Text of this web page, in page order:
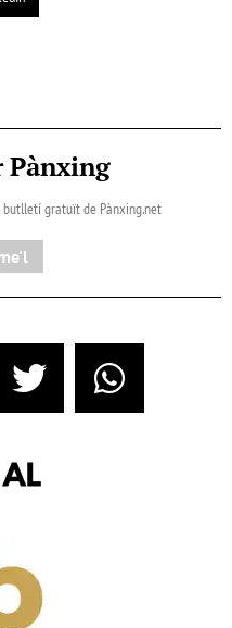
Pànxing
gratuït de Pànxing.net​